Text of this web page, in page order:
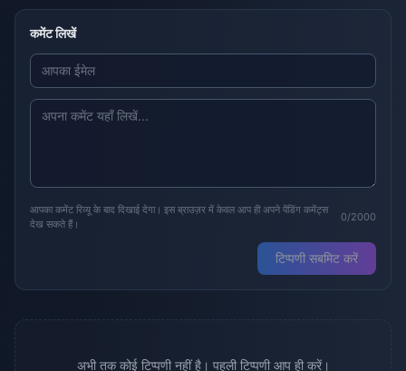
कमेंट लिखें
आपका कमेंट रिव्यू के बाद दिखाई देगा। इस ब्राउज़र में केवल आप ही अपने पेंडिंग कमेंट्स
देख सकते हैं।
0/2000
टिप्पणी सबमिट करें
अभी तक कोई टिप्पणी नहीं है। पहली टिप्पणी आप ही करें।